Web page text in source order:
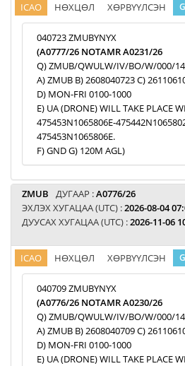
ICAO НӨХЦӨЛ ХӨРВҮҮЛСЭН
040723 ZMUBYNYX
(A0777/26 NOTAMR A0231/26
Q) ZMUB/QWULW/IV/BO/W/000/
A) ZMUB B) 2608040723 C)
D) MON-FRI 0100-1000
E) UA (DRONE) WILL TAKE PLACE
475453N1065806E-
475453N1065806E.
F) GND G) 120M AGL)
ZMUB ДУГААР :A0776/26
ЭХЛЭХ ХУГАЦАА (UTC) :2026-08-04
ДУУСАХ ХУГАЦАА (UTC) :2026-11-06
ICAO НӨХЦӨЛ ХӨРВҮҮЛСЭН
040709 ZMUBYNYX
(A0776/26 NOTAMR A0230/26
Q) ZMUB/QWULW/IV/BO/W/000/
A) ZMUB B) 2608040709 C)
D) MON-FRI 0100-1000
E) UA (DRONE) WILL TAKE PLACE